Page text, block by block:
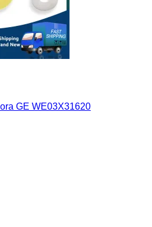
GE WE03X31620